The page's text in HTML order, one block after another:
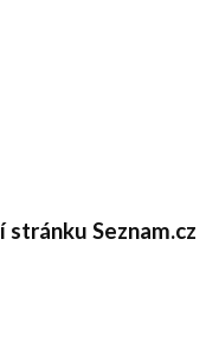
stránku Seznam.cz